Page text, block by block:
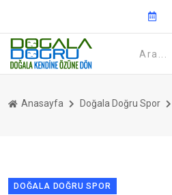
Anasayfa Doğala Doğru Spor
DOĞALA DOĞRU SPOR